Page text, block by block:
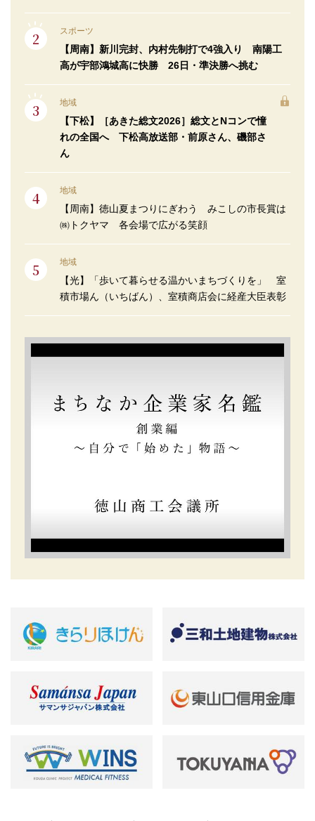
スポーツ
【周南】新川完封、内村先制打で4強入り 南陽工
高が宇部鴻城高に快勝 26日・準決勝へ挑む
地域
【下松】［あきた総文2026］総文とNコンで憧
れの全国へ 下松高放送部・前原さん、磯部さ
ん
地域
【周南】徳山夏まつりにぎわう みこしの市長賞は
㈱トクヤマ 各会場で広がる笑顔
地域
【光】「歩いて暮らせる温かいまちづくりを」 室
積市場ん（いちばん）、室積商店会に経産大臣表彰